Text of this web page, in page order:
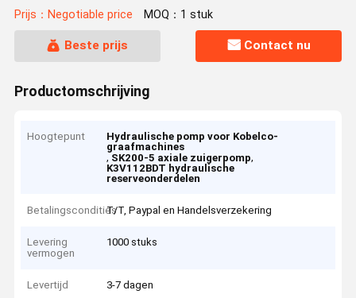
Zuigerpomp
Prijs：Negotiable price MOQ：1 stuk
Beste prijs Contact nu
Productomschrijving
Hoogtepunt
Hydraulische pomp voor Kobelco-
graafmachines
, SK200-5 axiale zuigerpomp,
K3V112BDT hydraulische
reserveonderdelen
BetalingsconditiesT/T, Paypal en Handelsverzekering
Levering
vermogen
1000 stuks
Levertijd 3-7 dagen